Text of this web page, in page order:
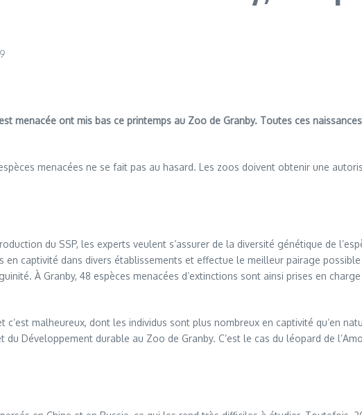
menacée ont mis bas ce printemps au Zoo de Granby. Toutes ces
menacées ne se fait pas au hasard. Les zoos doivent obtenir une
du SSP, les experts veulent s’assurer de la diversité génétique de
en captivité dans divers établissements et effectue le meilleur pairage
À Granby, 48 espèces menacées d’extinctions sont ainsi prises en
c’est malheureux, dont les individus sont plus nombreux en captivité qu’en
du Développement durable au Zoo de Granby. C’est le cas du léopard de